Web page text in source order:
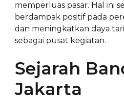
memperluas pasar. Hal ini
berdampak positif pada
dan meningkatkan daya
sebagai pusat kegiatan.
Sejarah
Jakarta